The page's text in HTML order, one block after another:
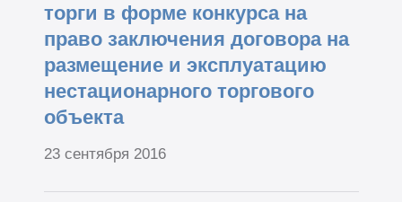
торги в форме конкурса на
право заключения договора на
размещение и эксплуатацию
нестационарного торгового
объекта
23 сентября 2016